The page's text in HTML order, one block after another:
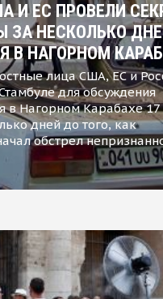
И ЕС ПРОВЕЛИ
ЗА НЕСКОЛЬКО
В НАГОРНОМ
лица США, ЕС и
для обсуждения
в Нагорном Карабахе 17
дней до того, как
обстрел